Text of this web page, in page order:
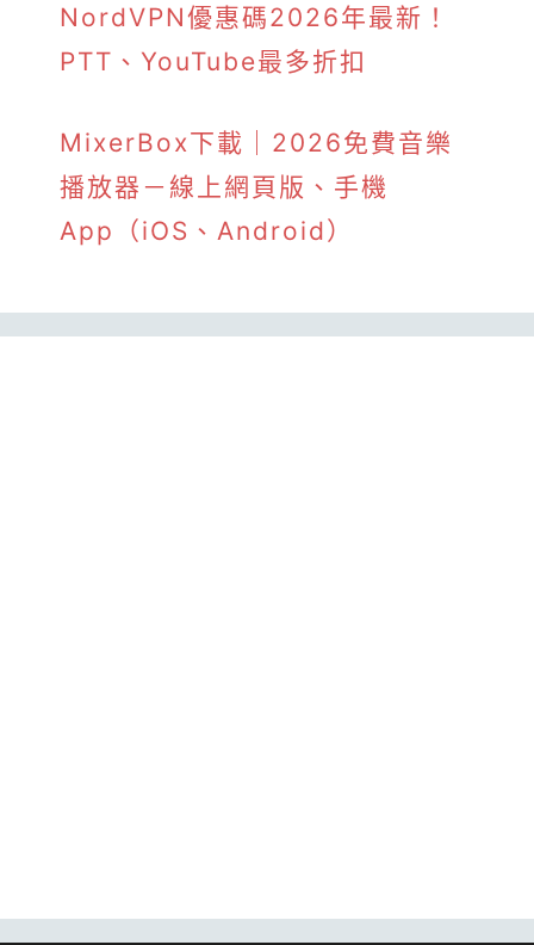
NordVPN優惠碼2026年最新！
PTT、YouTube最多折扣
MixerBox下載｜2026免費音樂
播放器－線上網頁版、手機
App（iOS、Android）